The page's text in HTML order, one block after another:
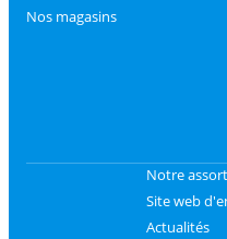
Nos magasins
Notre
Site web
Actualités